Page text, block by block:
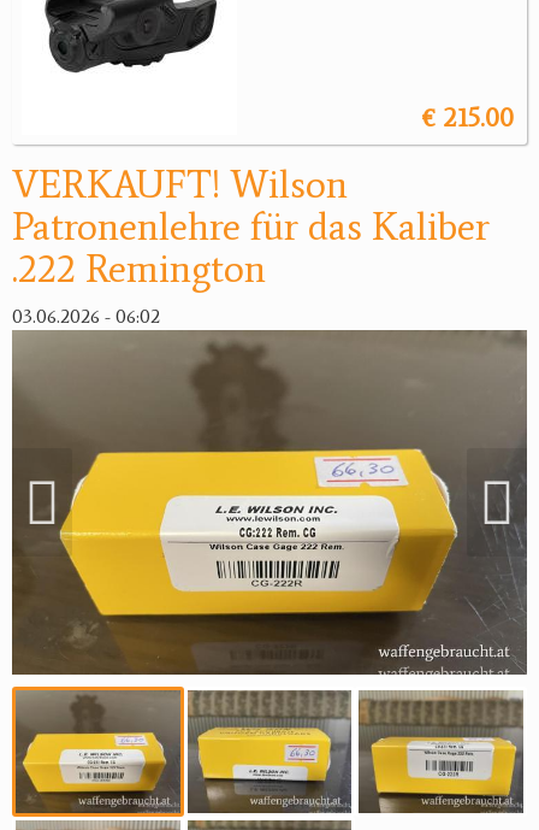
Geschenke
Reviereinrichtungen
€ 215.00
VERKAUFT! Wilson
Patronenlehre für das Kaliber
.222 Remington
03.06.2026 - 06:02